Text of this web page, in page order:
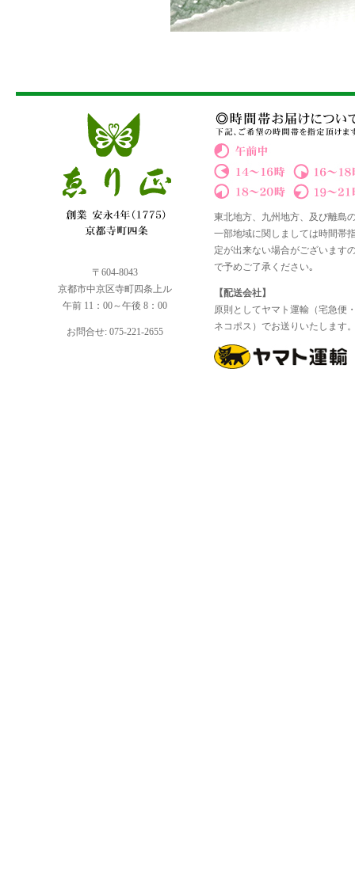
〒604-8043
京都市中京区寺町四条上ル
午前 11：00～午後 8：00
お問合せ: 075-221-2655
東北地方、九州地方、及び離島
一部地域に関しましては時間帯
定が出来ない場合がございます
で予めご了承ください｡
【配送会社】
原則としてヤマト運輸（宅急便
ネコポス）でお送りいたします